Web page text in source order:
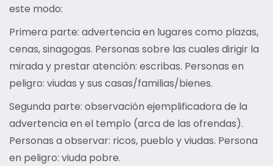
este modo:
Primera parte: advertencia en lugares como plazas,
cenas, sinagogas. Personas sobre las cuales dirigir la
mirada y prestar atención: escribas. Personas en
peligro: viudas y sus casas/familias/bienes.
Segunda parte: observación ejemplificadora de la
advertencia en el templo (arca de las ofrendas).
Personas a observar: ricos, pueblo y viudas. Persona
en peligro: viuda pobre.